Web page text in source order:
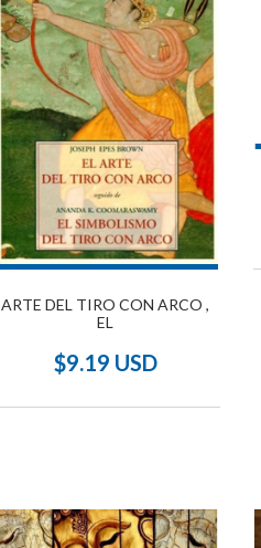
ARTE DEL TIRO CON ARCO ,
EL
$9.19 USD